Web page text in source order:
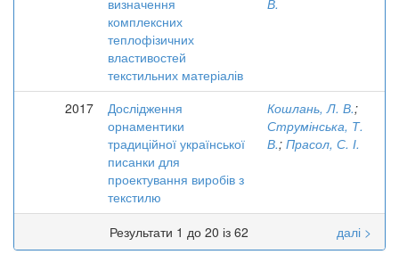
визначення
комплексних
теплофізичних
властивостей
текстильних матеріалів
В.
2017
Дослідження
орнаментики
традиційної української
писанки для
проектування виробів з
текстилю
Кошлань, Л. В.;
Струмінська, Т.
В.; Прасол, С. І.
Результати 1 до 20 із 62 далі >